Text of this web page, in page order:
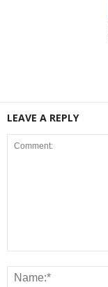
LEAVE A REPLY